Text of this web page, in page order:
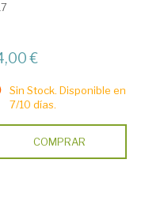
€
Sin Stock. Disponible en
7/10 días.
COMPRAR